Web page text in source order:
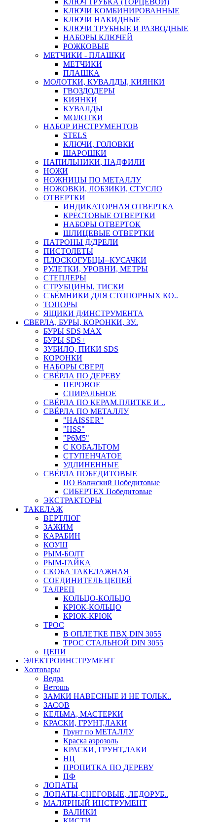
КЛЮЧ ТРУБКА (ТОРЦЕВОЙ)
КЛЮЧИ КОМБИНИРОВАННЫЕ
КЛЮЧИ НАКИДНЫЕ
КЛЮЧИ ТРУБНЫЕ И РАЗВОДНЫЕ
НАБОРЫ КЛЮЧЕЙ
РОЖКОВЫЕ
МЕТЧИКИ - ПЛАШКИ
МЕТЧИКИ
ПЛАШКА
МОЛОТКИ, КУВАЛДЫ, КИЯНКИ
ГВОЗДОДЕРЫ
КИЯНКИ
КУВАЛДЫ
МОЛОТКИ
НАБОР ИНСТРУМЕНТОВ
STELS
КЛЮЧИ, ГОЛОВКИ
ШАРОШКИ
НАПИЛЬНИКИ, НАДФИЛИ
НОЖИ
НОЖНИЦЫ ПО МЕТАЛЛУ
НОЖОВКИ, ЛОБЗИКИ, СТУСЛО
ОТВЕРТКИ
ИНДИКАТОРНАЯ ОТВЕРТКА
КРЕСТОВЫЕ ОТВЕРТКИ
НАБОРЫ ОТВЕРТОК
ШЛИЦЕВЫЕ ОТВЕРТКИ
ПАТРОНЫ Д/ДРЕЛИ
ПИСТОЛЕТЫ
ПЛОСКОГУБЦЫ--КУСАЧКИ
РУЛЕТКИ, УРОВНИ, МЕТРЫ
СТЕПЛЕРЫ
СТРУБЦИНЫ, ТИСКИ
СЪЁМНИКИ ДЛЯ СТОПОРНЫХ КО..
ТОПОРЫ
ЯЩИКИ Д/ИНСТРУМЕНТА
СВЕРЛА, БУРЫ, КОРОНКИ, ЗУ..
БУРЫ SDS MAX
БУРЫ SDS+
ЗУБИЛО, ПИКИ SDS
КОРОНКИ
НАБОРЫ СВЕРЛ
СВЁРЛА ПО ДЕРЕВУ
ПЕРОВОЕ
СПИРАЛЬНОЕ
СВЁРЛА ПО КЕРАМ.ПЛИТКЕ И ..
СВЁРЛА ПО МЕТАЛЛУ
"HAISSER"
"HSS"
"Р6М5"
С КОБАЛЬТОМ
СТУПЕНЧАТОЕ
УДЛИНЕННЫЕ
СВЁРЛА ПОБЕДИТОВЫЕ
ПО Волжский Победитовые
СИБЕРТЕХ Победитовые
ЭКСТРАКТОРЫ
ТАКЕЛАЖ
ВЕРТЛЮГ
ЗАЖИМ
КАРАБИН
КОУШ
РЫМ-БОЛТ
РЫМ-ГАЙКА
СКОБА ТАКЕЛАЖНАЯ
СОЕДИНИТЕЛЬ ЦЕПЕЙ
ТАЛРЕП
КОЛЬЦО-КОЛЬЦО
КРЮК-КОЛЬЦО
КРЮК-КРЮК
ТРОС
В ОПЛЕТКЕ ПВХ DIN 3055
ТРОС СТАЛЬНОЙ DIN 3055
ЦЕПИ
ЭЛЕКТРОИНСТРУМЕНТ
Хозтовары
Ведра
Ветошь
ЗАМКИ НАВЕСНЫЕ И НЕ ТОЛЬК..
ЗАСОВ
КЕЛЬМА, МАСТЕРКИ
КРАСКИ, ГРУНТ,ЛАКИ
Грунт по МЕТАЛЛУ
Краска аэрозоль
КРАСКИ, ГРУНТ,ЛАКИ
НЦ
ПРОПИТКА ПО ДЕРЕВУ
ПФ
ЛОПАТЫ
ЛОПАТЫ-СНЕГОВЫЕ, ЛЕДОРУБ..
МАЛЯРНЫЙ ИНСТРУМЕНТ
ВАЛИКИ